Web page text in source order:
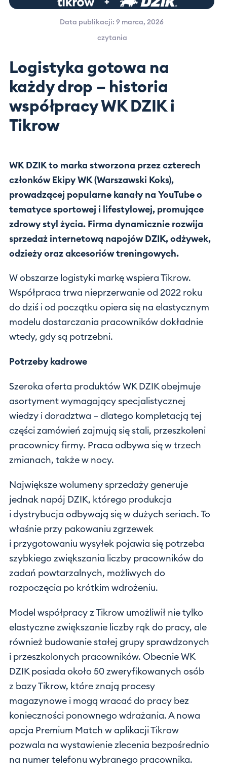
Data publikacji: 9 marca, 2026
czytania
Logistyka gotowa na
każdy drop – historia
współpracy WK DZIK i
Tikrow
WK DZIK to marka stworzona przez czterech
członków Ekipy WK (Warszawski Koks),
prowadzącej popularne kanały na YouTube o
tematyce sportowej i lifestylowej, promujące
zdrowy styl życia. Firma dynamicznie rozwija
sprzedaż internetową napojów DZIK, odżywek,
odzieży oraz akcesoriów treningowych.
W obszarze logistyki markę wspiera Tikrow.
Współpraca trwa nieprzerwanie od 2022 roku
do dziś i od początku opiera się na elastycznym
modelu dostarczania pracowników dokładnie
wtedy, gdy są potrzebni.
Potrzeby kadrowe
Szeroka oferta produktów WK DZIK obejmuje
asortyment wymagający specjalistycznej
wiedzy i doradztwa – dlatego kompletacją tej
części zamówień zajmują się stali, przeszkoleni
pracownicy firmy. Praca odbywa się w trzech
zmianach, także w nocy.
Największe wolumeny sprzedaży generuje
jednak napój DZIK, którego produkcja
i dystrybucja odbywają się w dużych seriach. To
właśnie przy pakowaniu zgrzewek
i przygotowaniu wysyłek pojawia się potrzeba
szybkiego zwiększania liczby pracowników do
zadań powtarzalnych, możliwych do
rozpoczęcia po krótkim wdrożeniu.
Model współpracy z Tikrow umożliwił nie tylko
elastyczne zwiększanie liczby rąk do pracy, ale
również budowanie stałej grupy sprawdzonych
i przeszkolonych pracowników. Obecnie WK
DZIK posiada około 50 zweryfikowanych osób
z bazy Tikrow, które znają procesy
magazynowe i mogą wracać do pracy bez
konieczności ponownego wdrażania. A nowa
opcja Premium Match w aplikacji Tikrow
pozwala na wystawienie zlecenia bezpośrednio
na numer telefonu wybranego pracownika.